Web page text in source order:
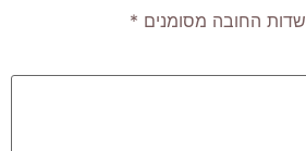
שדות החובה מסומנים *